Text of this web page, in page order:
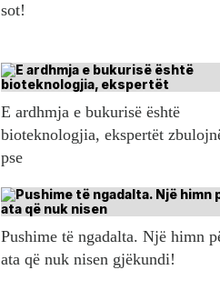
sot!
E ardhmja e bukurisë është
bioteknologjia, ekspertët
pse
Pushime të ngadalta. Një himn
ata që nuk nisen gjëkundi!